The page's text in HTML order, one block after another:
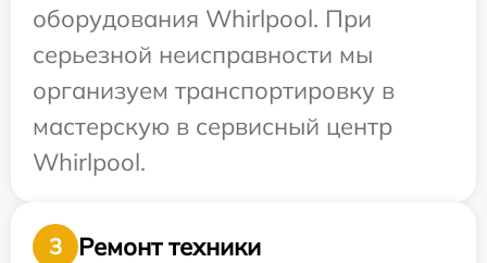
оборудования Whirlpool. При
серьезной неисправности мы
организуем транспортировку в
мастерскую в сервисный центр
Whirlpool.
3
Ремонт техники